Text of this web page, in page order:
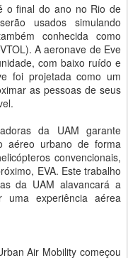
o final do ano no Rio de
usados ​​simulando
conhecida como
A aeronave de Eve
com baixo ruído e
foi projetada como um
as pessoas de seus
da UAM garante
aéreo urbano de forma
convencionais,
EVA. Este trabalho
da UAM alavancará a
uma experiência aérea
Air Mobility começou